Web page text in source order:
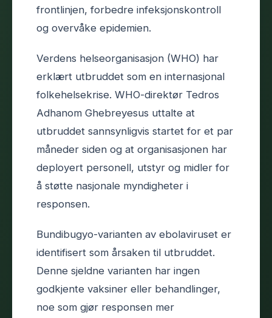
frontlinjen, forbedre infeksjonskontroll
og overvåke epidemien.
Verdens helseorganisasjon (WHO) har
erklært utbruddet som en internasjonal
folkehelsekrise. WHO-direktør Tedros
Adhanom Ghebreyesus uttalte at
utbruddet sannsynligvis startet for et par
måneder siden og at organisasjonen har
deployert personell, utstyr og midler for
å støtte nasjonale myndigheter i
responsen.
Bundibugyo-varianten av ebolaviruset er
identifisert som årsaken til utbruddet.
Denne sjeldne varianten har ingen
godkjente vaksiner eller behandlinger,
noe som gjør responsen mer